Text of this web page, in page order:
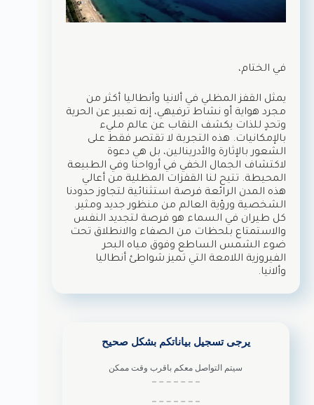
في الختام،
يمثل القفز المظلي في ألانيا وأنطاليا أكثر من
مجرد هواية أو نشاط ترفيهي، إنه تعبير عن الحرية
وتحدٍ للذات يكشف النقاب عن عالم مليء
بالإمكانيات. هذه التجربة لا تقتصر فقط على
الشعور بالإثارة والأدرينالين، بل هي دعوة
لاكتشاف الجمال الخفي في أرواحنا وفي الطبيعة
المحيطة. تتيح لنا القفزات المظلية من أعالي
هذه المدن الرائعة فرصة استثنائية لتجاوز حدودنا
الشخصية ورؤية العالم من منظور جديد ومثير.
كل طيران في السماء هو فرصة لتجديد النفس
والاستمتاع بلحظات من الصفاء والانطلاق تحت
ضوء الشمس الساطع وفوق مياه البحر
الفيروزية اللامعة التي تميز شواطئ أنطاليا
وألانيا.
يرجى تسجيل بياناتكم بشكل صحيح
سيتم التواصل معكم باقرب وقت ممكن